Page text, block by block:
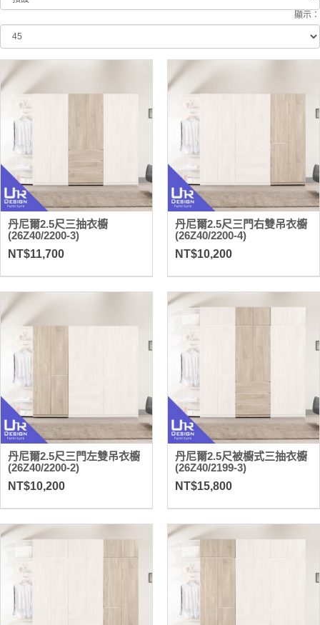
顯示：
丹尼爾2.5尺三抽衣櫥
(26Z40/2200-3)
NT$11,700
丹尼爾2.5尺三門右雙吊衣櫥
(26Z40/2200-4)
NT$10,200
丹尼爾2.5尺三門左雙吊衣櫥
(26Z40/2200-2)
NT$10,200
丹尼爾2.5尺被櫥式三抽衣櫥
(26Z40/2199-3)
NT$15,800